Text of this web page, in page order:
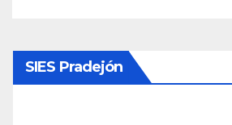
SIES Pradejón